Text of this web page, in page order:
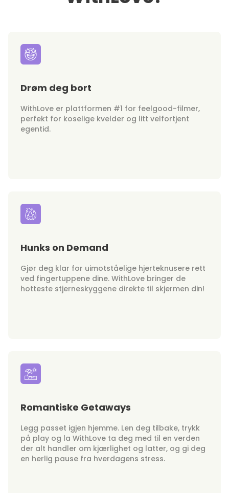
Drøm deg bort
WithLove er plattformen #1 for feelgood-filmer,
perfekt for koselige kvelder og litt velfortjent
egentid.
Hunks on Demand
Gjør deg klar for uimotståelige hjerteknusere rett
ved fingertuppene dine. WithLove bringer de
hotteste stjerneskyggene direkte til skjermen din!
Romantiske Getaways
Legg passet igjen hjemme. Len deg tilbake, trykk
på play og la WithLove ta deg med til en verden
der alt handler om kjærlighet og latter, og gi deg
en herlig pause fra hverdagens stress.